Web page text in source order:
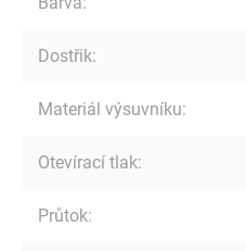
Dostřik:
Materiál výsuvníku:
Otevírací tlak:
Průtok: